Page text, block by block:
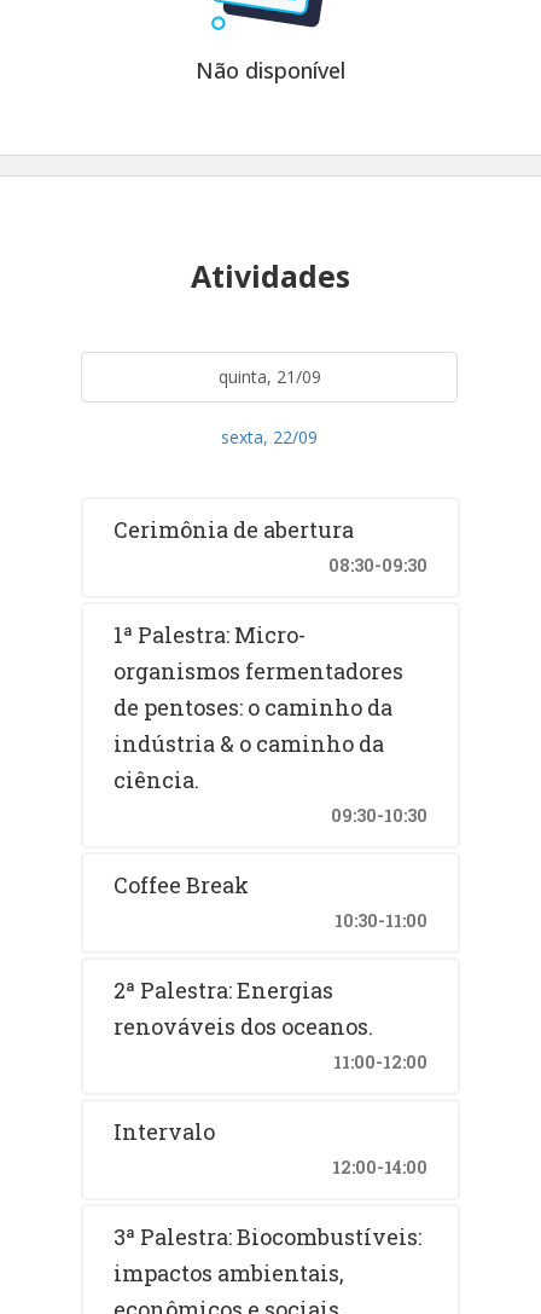
Não disponível
Atividades
quinta, 21/09
sexta, 22/09
Cerimônia de abertura
08:30-09:30
1ª Palestra: Micro-
organismos fermentadores
de pentoses: o caminho da
indústria & o caminho da
ciência.
09:30-10:30
Coffee Break
10:30-11:00
2ª Palestra: Energias
renováveis dos oceanos.
11:00-12:00
Intervalo
12:00-14:00
3ª Palestra: Biocombustíveis:
impactos ambientais,